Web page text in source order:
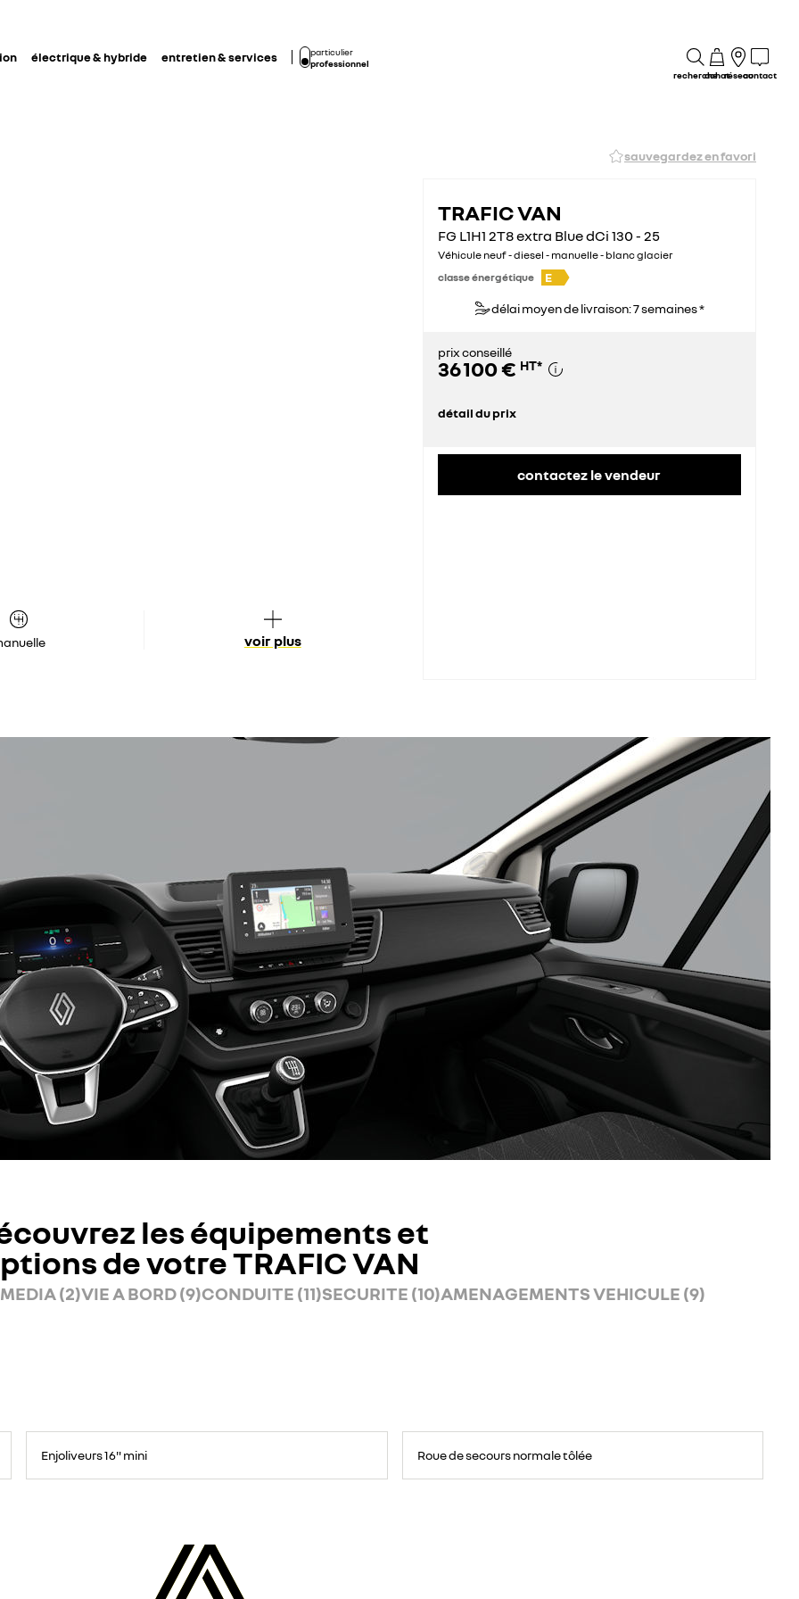
électrique & hybride entretien & services
particulier
professionnel
rechercheachatréseaucontact
sauvegardez en favori
voir plus
TRAFIC VAN
FG L1H1 2T8 extra Blue dCi 130 - 25
Véhicule neuf - diesel - manuelle - blanc glacier
classe énergétique
E
délai moyen de livraison: 7 semaines *
prix conseillé
36 100 € HT*
détail du prix
contactez le vendeur
les équipements et
de votre TRAFIC VAN
(2)VIE A BORD (9)CONDUITE (11)SECURITE (10)AMENAGEMENTS VEHICULE (9)
Enjoliveurs 16" mini
secours
Roue de secours normale tôlée